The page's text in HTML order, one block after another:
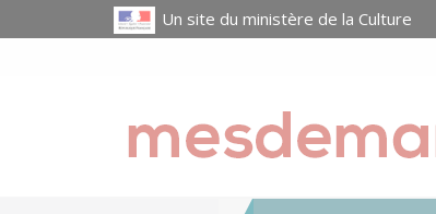
Un site du ministère de la Culture